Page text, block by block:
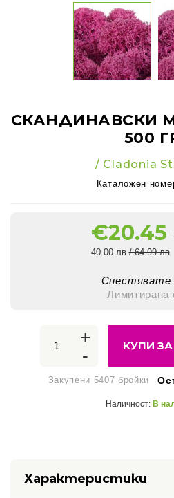
СКАНДИНАВСКИ
500
/ Cladonia
Каталожен
€20.45
40.00 лв / 64.99 лв
Спестявате
Лимитирана
+
-
КУПИ
Закупени 5407 бройки
Наличност: В
Характеристики